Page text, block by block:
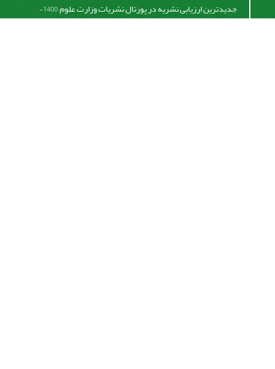
جدیدترین ارزیابی نشریه در پورتال نشریات وزارت علوم
1400-